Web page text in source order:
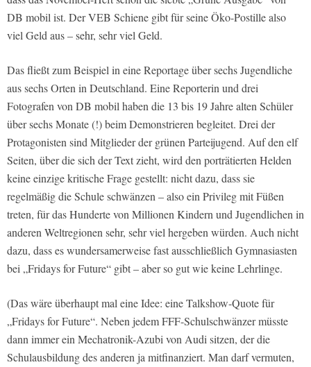
DB mobil ist. Der VEB Schiene gibt für seine Öko-Postille also
viel Geld aus – sehr, sehr viel Geld.
Das fließt zum Beispiel in eine Reportage über sechs Jugendliche
aus sechs Orten in Deutschland. Eine Reporterin und drei
Fotografen von DB mobil haben die 13 bis 19 Jahre alten Schüler
über sechs Monate (!) beim Demonstrieren begleitet. Drei der
Protagonisten sind Mitglieder der grünen Parteijugend. Auf den elf
Seiten, über die sich der Text zieht, wird den porträtierten Helden
keine einzige kritische Frage gestellt: nicht dazu, dass sie
regelmäßig die Schule schwänzen – also ein Privileg mit Füßen
treten, für das Hunderte von Millionen Kindern und Jugendlichen in
anderen Weltregionen sehr, sehr viel hergeben würden. Auch nicht
dazu, dass es wundersamerweise fast ausschließlich Gymnasiasten
bei „Fridays for Future“ gibt – aber so gut wie keine Lehrlinge.
(Das wäre überhaupt mal eine Idee: eine Talkshow-Quote für
„Fridays for Future“. Neben jedem FFF-Schulschwänzer müsste
dann immer ein Mechatronik-Azubi von Audi sitzen, der die
Schulausbildung des anderen ja mitfinanziert. Man darf vermuten,